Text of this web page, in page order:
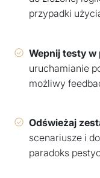
przypadki
Wepnij testy w
uruchamianie
możliwy
Odświeżaj
scenariusze i
paradoks